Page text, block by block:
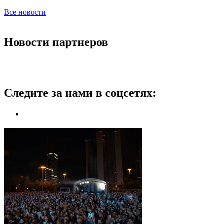
Все новости
Новости партнеров
Следите за нами в соцсетях: